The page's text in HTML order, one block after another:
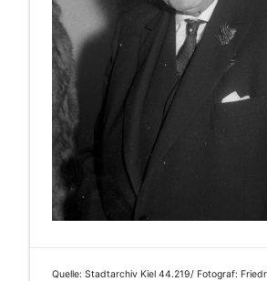
Quelle: Stadtarchiv Kiel 44.219/ Fotograf: